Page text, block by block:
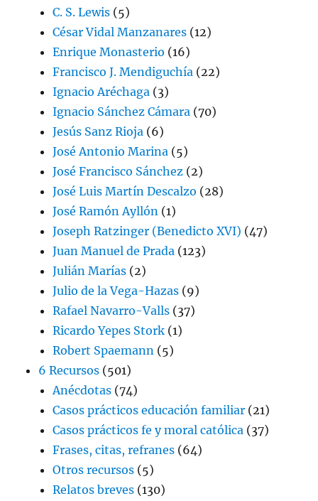
C. S. Lewis (5)
César Vidal Manzanares (12)
Enrique Monasterio (16)
Francisco J. Mendiguchía (22)
Ignacio Aréchaga (3)
Ignacio Sánchez Cámara (70)
Jesús Sanz Rioja (6)
José Antonio Marina (5)
José Francisco Sánchez (2)
José Luis Martín Descalzo (28)
José Ramón Ayllón (1)
Joseph Ratzinger (Benedicto XVI) (47)
Juan Manuel de Prada (123)
Julián Marías (2)
Julio de la Vega-Hazas (9)
Rafael Navarro-Valls (37)
Ricardo Yepes Stork (1)
Robert Spaemann (5)
6 Recursos (501)
Anécdotas (74)
Casos prácticos educación familiar (21)
Casos prácticos fe y moral católica (37)
Frases, citas, refranes (64)
Otros recursos (5)
Relatos breves (130)